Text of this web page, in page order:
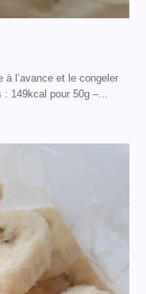
à l’avance et le congeler
149kcal pour 50g –...